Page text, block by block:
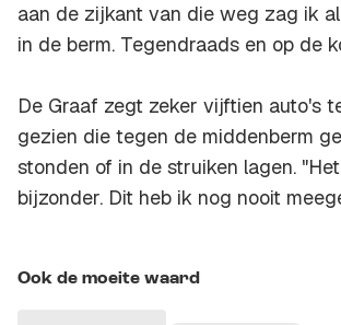
aan de zijkant van die weg zag ik
in de berm. Tegendraads en op de
De Graaf zegt zeker vijftien auto's
gezien die tegen de middenberm
stonden of in de struiken lagen.
bijzonder. Dit heb ik nog nooit
Ook de moeite waard